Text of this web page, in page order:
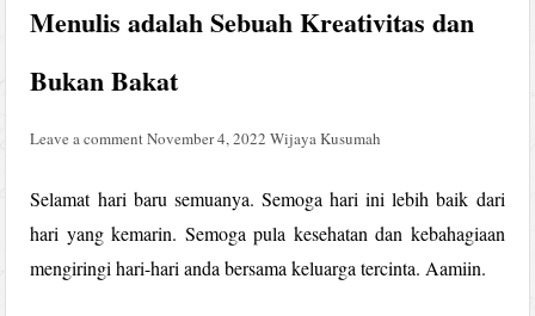
Menulis adalah Sebuah Kreativitas dan
Bukan Bakat
Leave a comment November 4, 2022 Wijaya Kusumah
Selamat hari baru semuanya. Semoga hari ini lebih baik dari
hari yang kemarin. Semoga pula kesehatan dan kebahagiaan
mengiringi hari-hari anda bersama keluarga tercinta. Aamiin.